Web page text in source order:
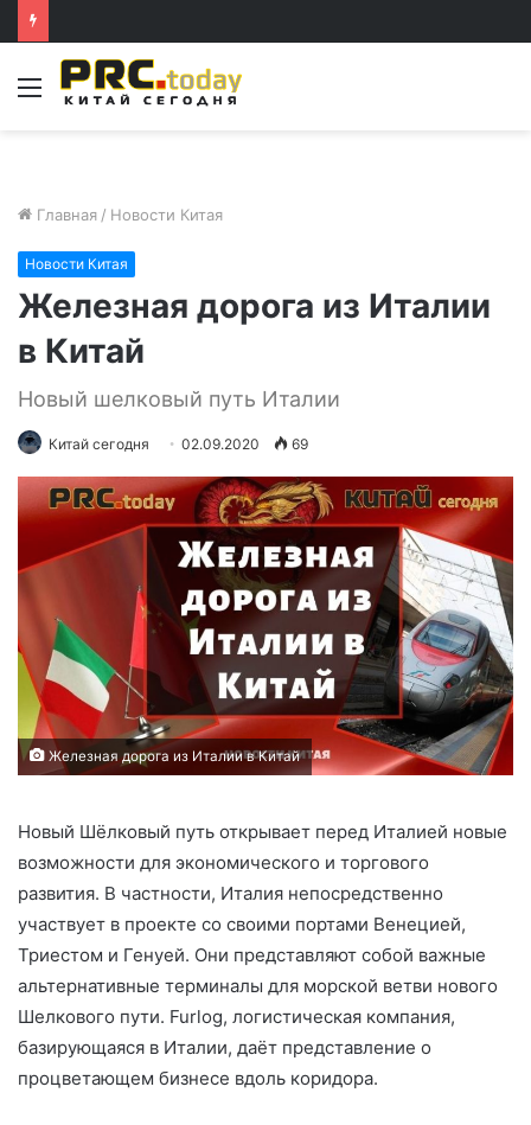
Меню
Главная / Новости Китая
Новости Китая
Железная дорога из Италии
в Китай
Новый шелковый путь Италии
Китай сегодня 02.09.2020 69
Железная дорога из Италии в Китай
Новый Шёлковый путь открывает перед Италией новые
возможности для экономического и торгового
развития. В частности, Италия непосредственно
участвует в проекте со своими портами Венецией,
Триестом и Генуей. Они представляют собой важные
альтернативные терминалы для морской ветви нового
Шелкового пути. Furlog, логистическая компания,
базирующаяся в Италии, даёт представление о
процветающем бизнесе вдоль коридора.